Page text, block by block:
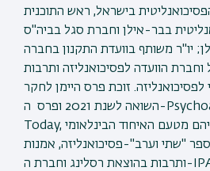
בישראל, ראש התוכנית
בבר-אילן וחברת סגל בביה"ס
יו"ר משותף בוועדת התקנון בחברה
הוועדה לפסיכואנליזה ותרבות
זוכת פרס היימן לחקר
השואה לשנת 2021 ופרס ה-Psychoanalytic Training
Today, לשנת 2015; שניהם מטעם האיחוד הבינלאומי
"שתי וערב"-פסיכואנליזה, אמנות
ותרבות בהוצאת רסלינג וחברת ה-IPA in Culture